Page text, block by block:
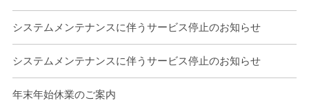
システムメンテナンスに伴うサービス停止のお知らせ
システムメンテナンスに伴うサービス停止のお知らせ
年末年始休業のご案内